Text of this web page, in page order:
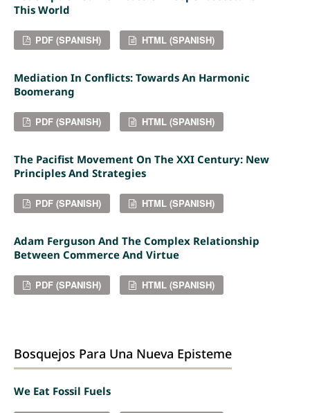
This World
PDF (SPANISH) HTML (SPANISH)
Mediation In Conflicts: Towards An Harmonic
Boomerang
PDF (SPANISH) HTML (SPANISH)
The Pacifist Movement On The XXI Century: New
Principles And Strategies
PDF (SPANISH) HTML (SPANISH)
Adam Ferguson And The Complex Relationship
Between Commerce And Virtue
PDF (SPANISH) HTML (SPANISH)
Bosquejos Para Una Nueva Episteme
We Eat Fossil Fuels